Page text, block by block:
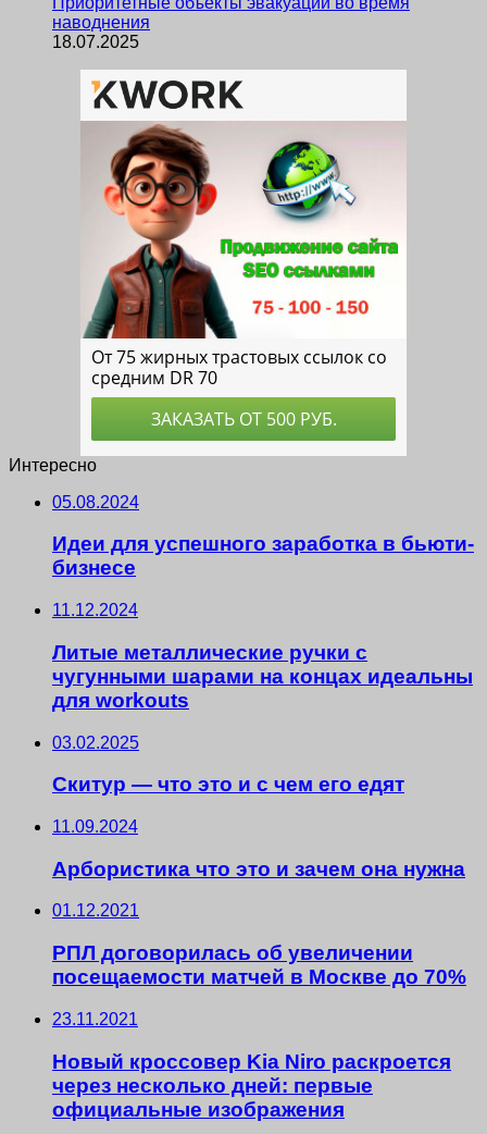
наводнения
18.07.2025
Интересно
05.08.2024
Идеи для успешного заработка в бьюти-
бизнесе
11.12.2024
Литые металлические ручки с
чугунными шарами на концах идеальны
для workouts
03.02.2025
Скитур — что это и с чем его едят
11.09.2024
Арбористика что это и зачем она нужна
01.12.2021
РПЛ договорилась об увеличении
посещаемости матчей в Москве до 70%
23.11.2021
Новый кроссовер Kia Niro раскроется
через несколько дней: первые
официальные изображения